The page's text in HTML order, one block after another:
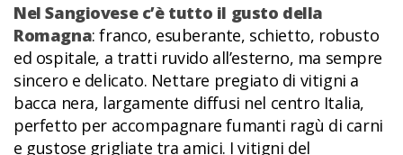
Nel Sangiovese c’è tutto il gusto della
Romagna: franco, esuberante, schietto, robusto
ed ospitale, a tratti ruvido all’esterno, ma sempre
sincero e delicato. Nettare pregiato di vitigni a
bacca nera, largamente diffusi nel centro Italia,
perfetto per accompagnare fumanti ragù di carni
e gustose grigliate tra amici. I vitigni del